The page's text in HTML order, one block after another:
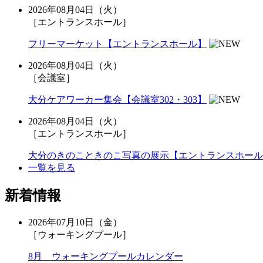
2026年08月04日（火）
［エントランスホール］
フリーマーケット【エントランスホール】
2026年08月04日（火）
［会議室］
大分ケアワーカー集会【会議室302・303】
2026年08月04日（火）
［エントランスホール］
大分のきのこときのこ写真の展示【エントランスホー
一覧を見る
新着情報
2026年07月10日（金）
［ウォーキングプール］
8月 ウォーキングプールカレンダー